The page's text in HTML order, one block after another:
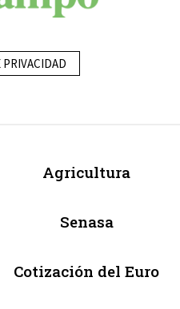
Agricultura
Senasa
Cotización del Euro